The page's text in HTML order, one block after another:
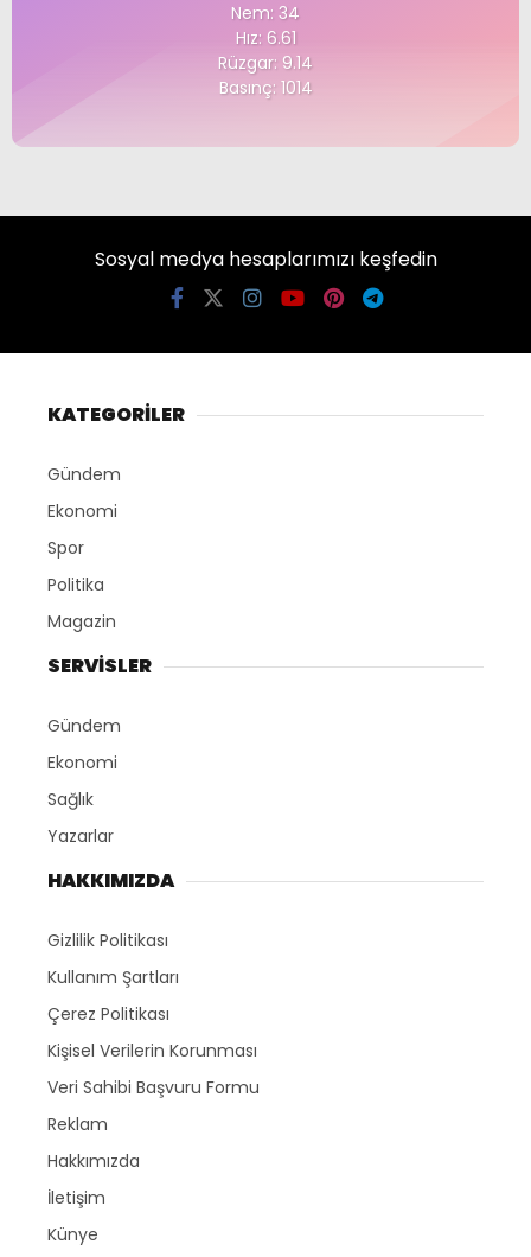
Nem: 34
Hız: 6.61
Rüzgar: 9.14
Basınç: 1014
Sosyal medya hesaplarımızı keşfedin
KATEGORİLER
Gündem
Ekonomi
Spor
Politika
Magazin
SERVİSLER
Gündem
Ekonomi
Sağlık
Yazarlar
HAKKIMIZDA
Gizlilik Politikası
Kullanım Şartları
Çerez Politikası
Kişisel Verilerin Korunması
Veri Sahibi Başvuru Formu
Reklam
Hakkımızda
İletişim
Künye